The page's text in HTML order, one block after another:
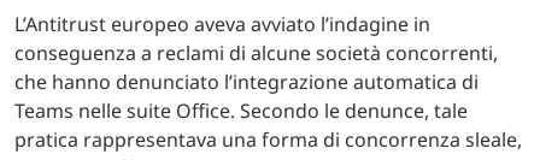
L’Antitrust europeo aveva avviato l’indagine in
conseguenza a reclami di alcune società concorrenti,
che hanno denunciato l’integrazione automatica di
Teams nelle suite Office. Secondo le denunce, tale
pratica rappresentava una forma di concorrenza sleale,